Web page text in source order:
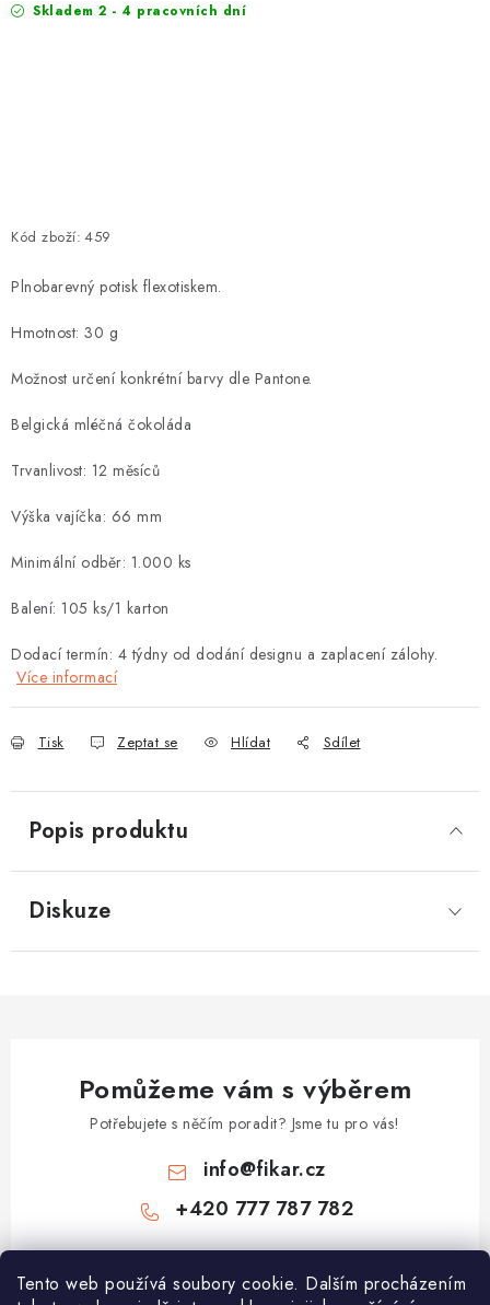
Tento web používá soubory cookie. Dalším procházením
Skladem 2 - 4 pracovních dní
Kód zboží: 459
Plnobarevný potisk flexotiskem.
Hmotnost: 30 g
Možnost určení konkrétní barvy dle Pantone.
Belgická mléčná čokoláda
Trvanlivost: 12 měsíců
Výška vajíčka: 66 mm
Minimální odběr: 1.000 ks
Balení: 105 ks/1 karton
Dodací termín: 4 týdny od dodání designu a zaplacení zálohy.
Více informací
Tisk Zeptat se Hlídat Sdílet
Popis produktu
Diskuze
Pomůžeme vám s výběrem
Potřebujete s něčím poradit? Jsme tu pro vás!
info@fikar.cz
+420 777 787 782